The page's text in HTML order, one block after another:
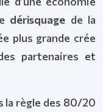
dérisquage de la
plus grande crée
partenaires et
la règle des 80/20